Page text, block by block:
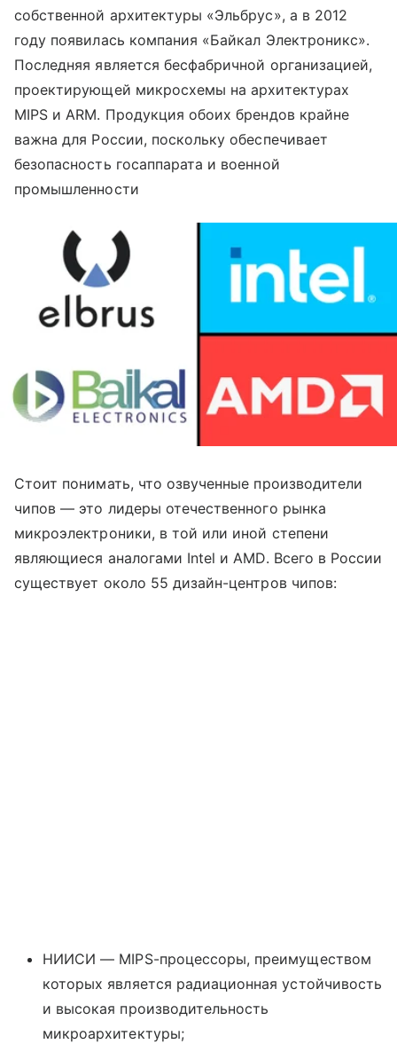
собственной архитектуры «Эльбрус», а в 2012
году появилась компания «Байкал Электроникс».
Последняя является бесфабричной организацией,
проектирующей микросхемы на архитектурах
MIPS и ARM. Продукция обоих брендов крайне
важна для России, поскольку обеспечивает
безопасность госаппарата и военной
промышленности
Стоит понимать, что озвученные производители
чипов — это лидеры отечественного рынка
микроэлектроники, в той или иной степени
являющиеся аналогами Intel и AMD. Всего в России
существует около 55 дизайн-центров чипов:
НИИСИ — MIPS-процессоры, преимуществом
которых является радиационная устойчивость
и высокая производительность
микроархитектуры;